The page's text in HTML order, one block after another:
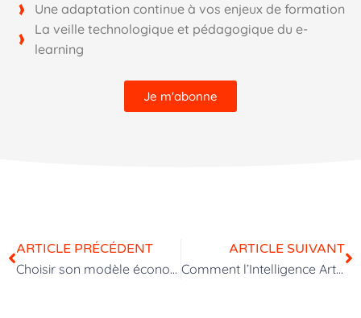
Une adaptation continue à vos enjeux de formation
La veille technologique et pédagogique du e-
learning
Je m'abonne
ARTICLE PRÉCÉDENT
Choisir son modèle économique lors de la création d’une formation digitale
ARTICLE SUIVANT
Comment l’Intelligence Artificielle Révolutionne l’E-Pédagogie